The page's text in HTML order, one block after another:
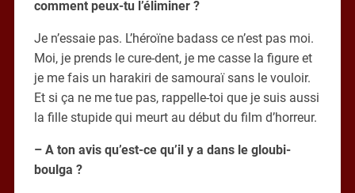
comment peux-tu l’éliminer ?
Je n’essaie pas. L’héroïne badass ce n’est pas moi.
Moi, je prends le cure-dent, je me casse la figure et
je me fais un harakiri de samouraï sans le vouloir.
Et si ça ne me tue pas, rappelle-toi que je suis aussi
la fille stupide qui meurt au début du film d’horreur.
– A ton avis qu’est-ce qu’il y a dans le gloubi-
boulga ?